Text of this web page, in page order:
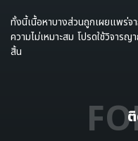
ทั้งนี้เนื้อหาบางส่วนถูกเผยแพร่
ความไม่เหมาะสม โปรดใช้วิจาร
สิ้น